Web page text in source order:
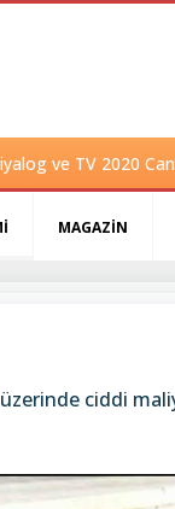
ve TV 2020
MAGAZİN
ciddi